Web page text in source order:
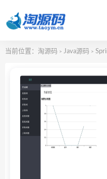
当前位置： 淘源码 > Java源码 >